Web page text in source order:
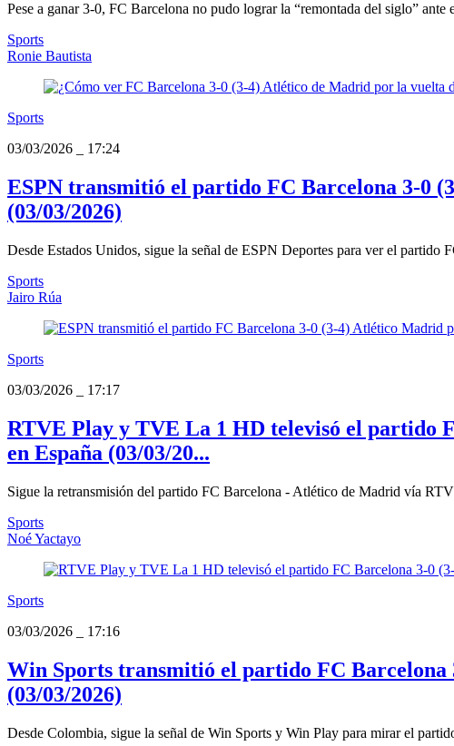
Pese a ganar 3-0, FC Barcelona no pudo lograr la “remontada del siglo”
Sports
Ronie Bautista
Sports
03/03/2026
17:24
ESPN transmitió el partido FC Barcelona 3-0
(03/03/2026)
Desde Estados Unidos, sigue la señal de ESPN Deportes para ver el
Sports
Jairo Rúa
Sports
03/03/2026
17:17
RTVE Play y TVE La 1 HD televisó el partido
en España (03/03/20...
Sigue la retransmisión del partido FC Barcelona - Atlético de Madrid vía
Sports
Noé Yactayo
Sports
03/03/2026
17:16
Win Sports transmitió el partido FC
(03/03/2026)
Desde Colombia, sigue la señal de Win Sports y Win Play para mirar el